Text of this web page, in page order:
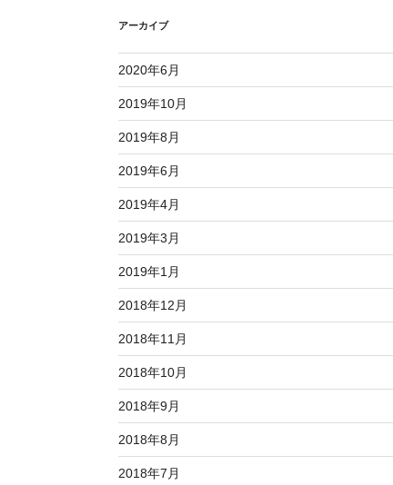
アーカイブ
2020年6月
2019年10月
2019年8月
2019年6月
2019年4月
2019年3月
2019年1月
2018年12月
2018年11月
2018年10月
2018年9月
2018年8月
2018年7月